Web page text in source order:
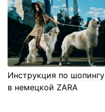
Инструкция по шопингу
в немецкой ZARA